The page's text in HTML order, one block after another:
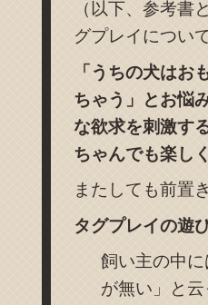
（以下、参考書
グプレイについ
「うちの犬はお
ちゃう」とお悩
な欲求を刺激す
ちゃんでも楽し
またしても前置
タグプレイの遊
飼い主の中
が無い」と